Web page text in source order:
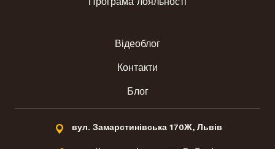
Відеоблог
Контакти
Блог
вул. Замарстинівська 170Ж, Львів